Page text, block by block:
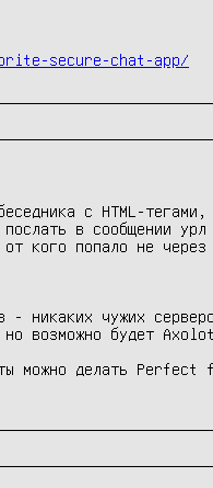
secure-chat-app/
с HTML-
в сообщении
кого попало не через
никаких чужих
но возможно будет
можно делать